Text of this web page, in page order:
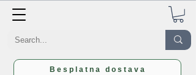
Besplatna dostava